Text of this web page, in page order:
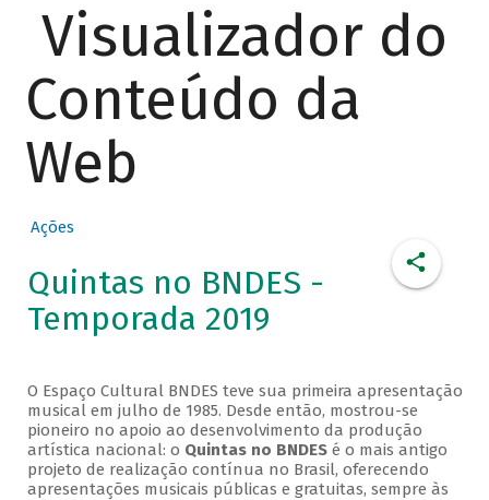
Visualizador do
Conteúdo da
Web
Ações
Quintas no BNDES -
Temporada 2019
O Espaço Cultural BNDES teve sua primeira apresentação
musical em julho de 1985. Desde então, mostrou-se
pioneiro no apoio ao desenvolvimento da produção
artística nacional: o Quintas no BNDESé o mais antigo
projeto de realização contínua no Brasil, oferecendo
apresentações musicais públicas e gratuitas, sempre às